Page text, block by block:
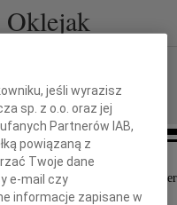
przyjęliśmy wiadomość o
jeśli wyrazisz
sp. z o.o. oraz jej
Partnerów IAB,
powiązaną z
Twoje dane
e-mail czy
informacje zapisane w